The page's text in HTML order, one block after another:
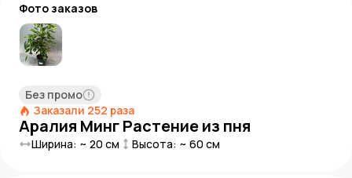
Фото заказов
Без промо
Заказали 252 раза
Аралия Минг Растение из пня
Ширина: ~ 20 см Высота: ~ 60 см